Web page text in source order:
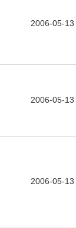
2006-05-13
2006-05-13
2006-05-13